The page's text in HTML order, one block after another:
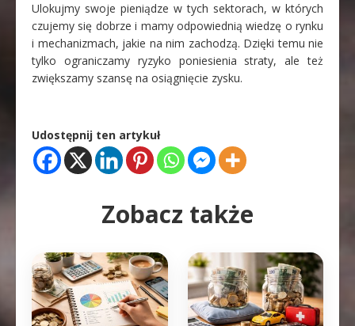
Ulokujmy swoje pieniądze w tych sektorach, w których
czujemy się dobrze i mamy odpowiednią wiedzę o rynku
i mechanizmach, jakie na nim zachodzą. Dzięki temu nie
tylko ograniczamy ryzyko poniesienia straty, ale też
zwiększamy szansę na osiągnięcie zysku.
Udostępnij ten artykuł
Zobacz także